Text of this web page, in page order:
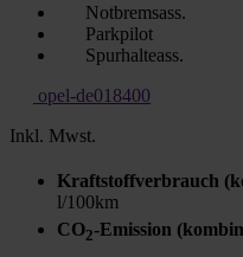
Notbremsass.
Parkpilot
Spurhalteass.
opel-de018400
Inkl. Mwst.
Kraftstoffverbrauch
l/100km
CO2-Emission